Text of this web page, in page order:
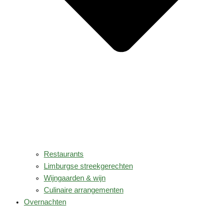
Restaurants
Limburgse streekgerechten
Wijngaarden & wijn
Culinaire arrangementen
Overnachten